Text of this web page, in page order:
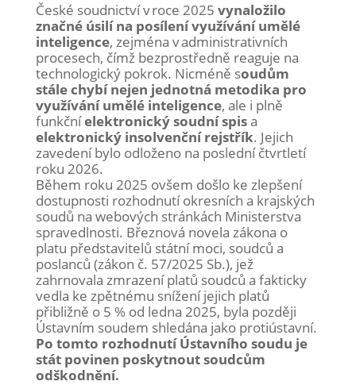
České soudnictví v roce 2025 vynaložilo
značné úsilí na posílení využívání umělé
inteligence, zejména v administrativních
procesech, čímž bezprostředně reaguje na
technologický pokrok. Nicméně soudům
stále chybí nejen jednotná metodika pro
využívání umělé inteligence, ale i plně
funkčníelektronický soudní spisa
elektronický insolvenční rejstřík. Jejich
zavedení bylo odloženo na poslední čtvrtletí
roku 2026.
Během roku 2025 ovšem došlo ke zlepšení
dostupnosti rozhodnutí okresních a krajských
soudů na webových stránkách Ministerstva
spravedlnosti. Březnová novela zákona o
platu představitelů státní moci, soudců a
poslanců (zákon č. 57/2025 Sb.), jež
zahrnovala zmrazení platů soudců a fakticky
vedla ke zpětnému snížení jejich platů
přibližně o 5 % od ledna 2025, byla později
Ústavním soudem shledána jako protiústavní.
Po tomto rozhodnutí Ústavního soudu je
stát povinen poskytnout soudcům
odškodnění.